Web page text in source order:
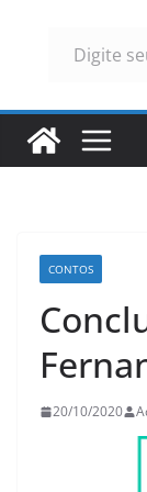
CONTOS
20/10/2020